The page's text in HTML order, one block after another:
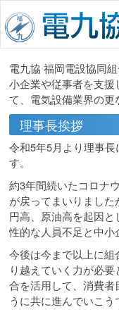
ン
テ
ン
へ
移
動
電九協 福岡電設協同
小企業や従事者を支
て、電気設備業界の更
理事長挨拶
令和5年5月より理事
す。
約3年間続いたコロナ
が戻ってまいりまし
円高、原油高を起因
性的な人員不足と中小
今後は今まで以上に
り越えていく力が必
合を活用して、消費者
うに共に進んでいこう